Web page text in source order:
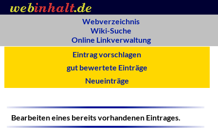
Webverzeichnis
Wiki-Suche
Online Linkverwaltung
Eintrag vorschlagen
gut bewertete Einträge
Neueinträge
Bearbeiten eines bereits vorhandenen Eintrages.